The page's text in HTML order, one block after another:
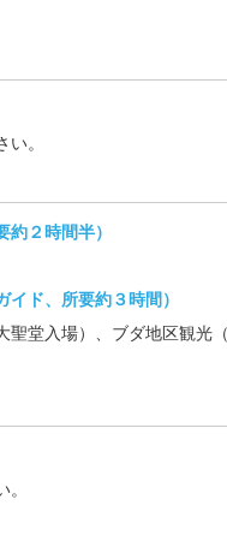
。
２時間半）
ド、所要約３時間）
聖堂入場）、ブダ地区観光